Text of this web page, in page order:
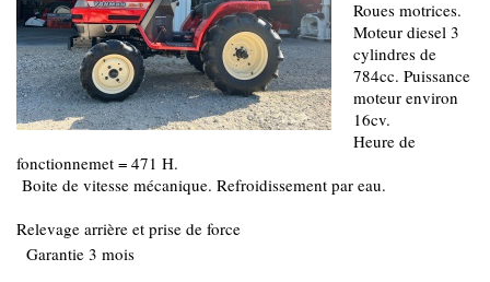
Roues motrices.
Moteur diesel 3
cylindres de
784cc. Puissance
moteur environ
16cv.
Heure de
fonctionnemet = 471 H.
Boite de vitesse mécanique. Refroidissement par eau.
Relevage arrière et prise de force
Garantie 3 mois